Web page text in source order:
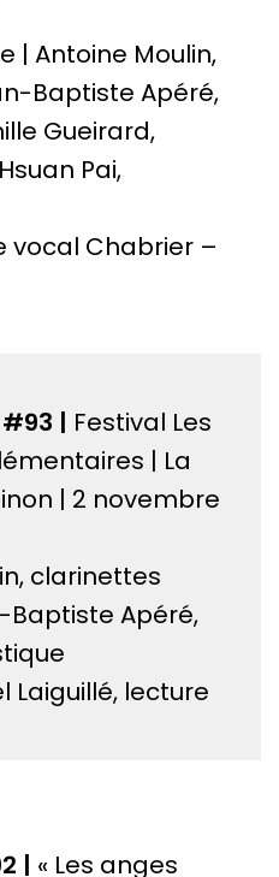
| Antoine Moulin,
Baptiste Apéré,
Gueirard,
Pai,
vocal Chabrier –
| Festival Les
| La
| 2 novembre
clarinettes
Baptiste Apéré,
Laiguillé, lecture
| « Les anges